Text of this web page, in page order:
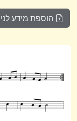
הוספת מידע לניגון